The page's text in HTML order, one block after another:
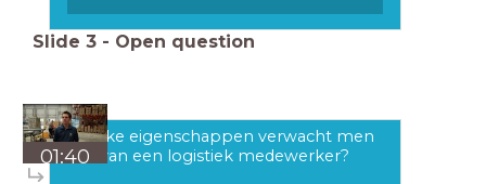
Slide 3 - Open question
01:40
Welke eigenschappen verwacht men
van een logistiek medewerker?